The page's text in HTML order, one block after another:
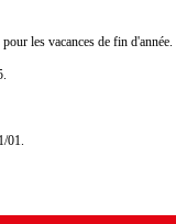
les vacances de fin d'année.
01.